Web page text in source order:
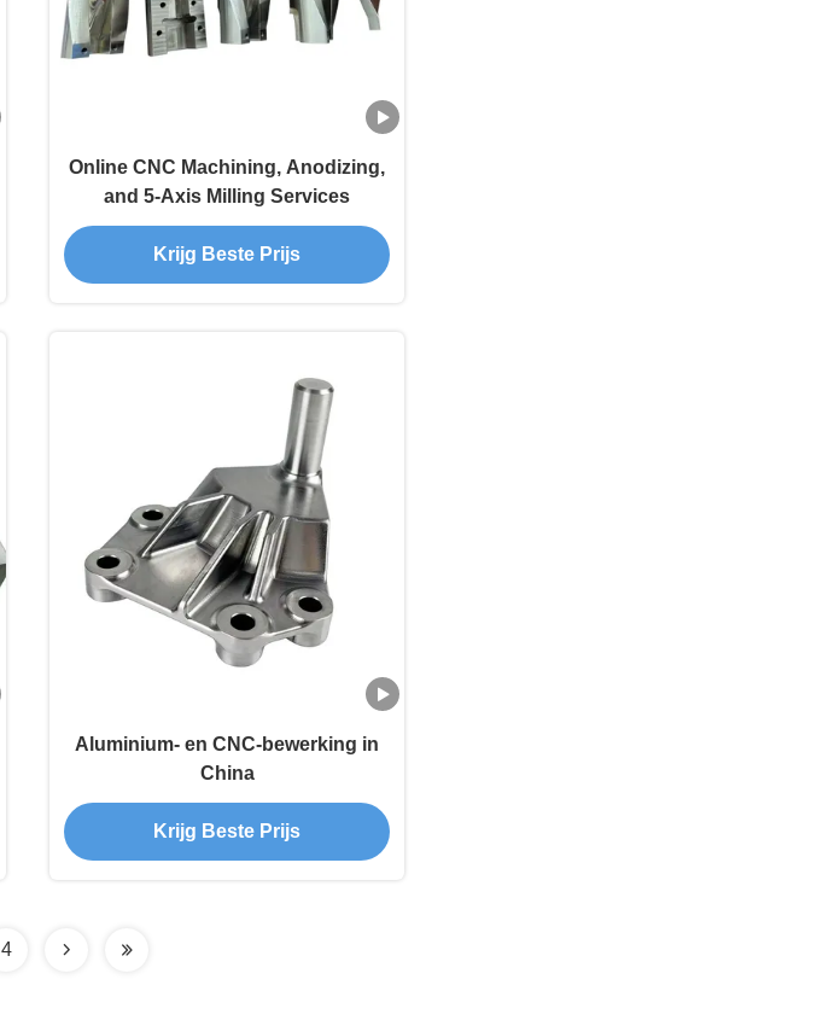
Online CNC Machining, Anodizing,
and 5-Axis Milling Services
Krijg Beste Prijs
Aluminium- en CNC-bewerking in
China
Krijg Beste Prijs
4